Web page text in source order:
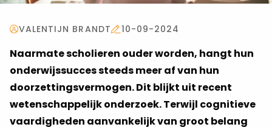
VALENTIJN BRANDT 10-09-2024
Naarmate scholieren ouder worden, hangt hun
onderwijssucces steeds meer af van hun
doorzettingsvermogen. Dit blijkt uit recent
wetenschappelijk onderzoek. Terwijl cognitieve
vaardigheden aanvankelijk van groot belang